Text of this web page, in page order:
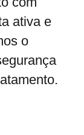
ativa e
o